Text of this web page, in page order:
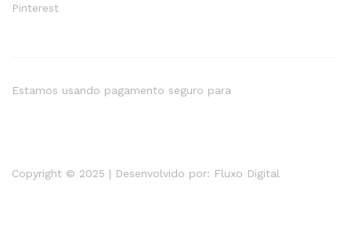
Pinterest
Copyright © 2025 | Desenvolvido por: Fluxo Digital
Estamos usando pagamento seguro para